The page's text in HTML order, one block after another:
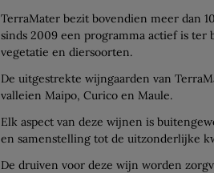
TerraMater bezit bovendien meer dan
sinds 2009 een programma actief is ter
vegetatie en diersoorten.
De uitgestrekte wijngaarden van
valleien Maipo, Curico en Maule.
Elk aspect van deze wijnen is
en samenstelling tot de uitzonderlijke
De druiven voor deze wijn worden